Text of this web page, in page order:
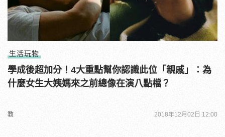
生活玩物
學成後超加分！4大重點幫你認識此位「親戚」：為
什麼女生大姨媽來之前總像在演八點檔？
教 2018年12月02日 12:00